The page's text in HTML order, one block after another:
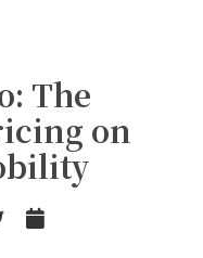
The
on
Add to Calendar